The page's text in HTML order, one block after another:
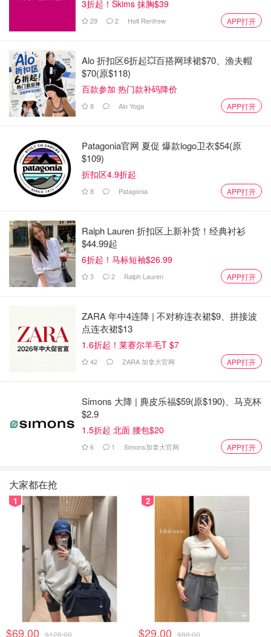
滑肌肤，亮白淡斑。但是维生素C酯是脂溶性的，比传统的
维生素C更易吸收，更具抗氧化作用。
硫辛酸是一种存在于人体细胞中的脂肪酸，是自然界最强大
题。
3折起！Skims 抹胸$39
29 2 Holt Renfrew APP打开
Alo 折扣区6折起💥百搭网球裙$70、渔夫帽
$70(原$118)
百款参加 热门款补码降价
8 Alo Yoga APP打开
Patagonia官网 夏促 爆款logo卫衣$54(原
$109)
折扣区4.9折起
8 Patagonia APP打开
Ralph Lauren 折扣区上新补货！经典衬衫
$44.99起
6折起！马标短袖$26.99
3 2 Ralph Lauren APP打开
ZARA 年中4连降 | 不对称连衣裙$9、拼接波
点连衣裙$13
1.6折起！莱赛尔羊毛T $7
42 ZARA 加拿大官网 APP打开
Simons 大降 | 麂皮乐福$59(原$190)、马克杯
$2.9
1.5折起 北面 腰包$20
6 1 Simons加拿大官网 APP打开
大家都在抢
1
$69.00 $128.00
2
$29.00 $88.00